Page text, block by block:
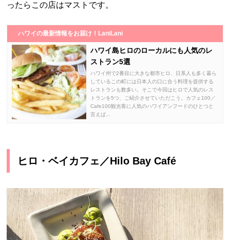
ったらこの店はマストです。
ハワイの最新情報をお届け！LaniLani
ハワイ島ヒロのローカルにも人気のレ
ストラン5選
ハワイ州で2番目に大きな都市ヒロ、日系人も多く暮ら
しているこの町には日本人の口に合う料理を提供する
レストランも数多い。そこで今回はヒロで人気のレス
トランを5つ、ご紹介させていただこう。カフェ100／
Cafe100観光客に人気のハワイアンフードのひとつと
言えば...
ヒロ・ベイカフェ／Hilo Bay Café